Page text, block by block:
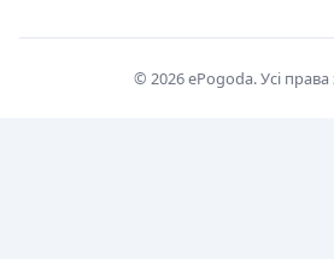
© 2026 ePogoda. Усі